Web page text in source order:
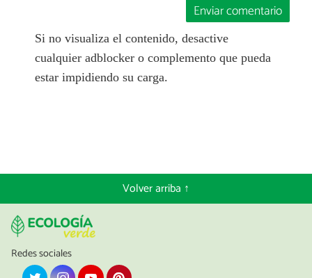
Enviar comentario
Si no visualiza el contenido, desactive
cualquier adblocker o complemento que pueda
estar impidiendo su carga.
Volver arriba ↑
Redes sociales